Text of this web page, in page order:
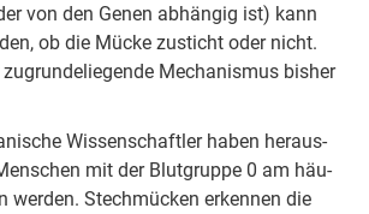
von den Ge­nen ab­hän­gig ist) kann
ob die Mü­cke zu­sticht oder nicht.
Me­cha­nis­mus bis­her
Wis­sen­schaft­ler ha­ben her­aus­
mit der Blut­grup­pe 0 am häu­
wer­den. Stech­mü­cken er­ken­nen die